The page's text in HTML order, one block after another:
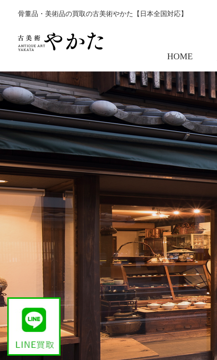
骨董品・美術品の買取の古美術やかた【日本全国対応】
HOME